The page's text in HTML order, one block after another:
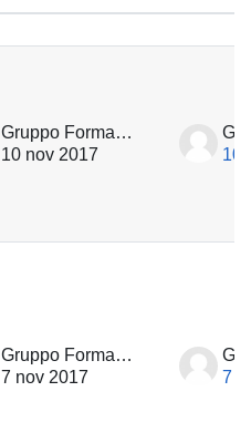
Gruppo Formazione
10 nov 2017
10
Gruppo Formazione
7 nov 2017
7